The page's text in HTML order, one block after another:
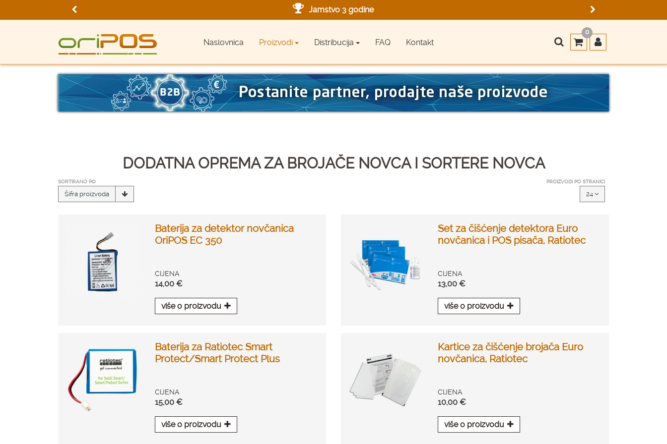
Jamstvo 3 godine
Designed in Germany
Made in Germany
Naslovnica Proizvodi Distribucija FAQ Kontakt
0
DODATNA OPREMA ZA BROJAČE NOVCA I SORTERE NOVCA
SORTIRANO PO
Šifra proizvoda
PROIZVODI PO STRANICI
24
Baterija za detektor novčanica
OriPOS EC 350
CIJENA
14,00 €
više o proizvodu
Set za čišćenje detektora Euro
novčanica i POS pisača, Ratiotec
CIJENA
13,00 €
više o proizvodu
Baterija za Ratiotec Smart
Protect/Smart Protect Plus
CIJENA
15,00 €
više o proizvodu
Kartice za čišćenje brojača Euro
novčanica, Ratiotec
CIJENA
10,00 €
više o proizvodu